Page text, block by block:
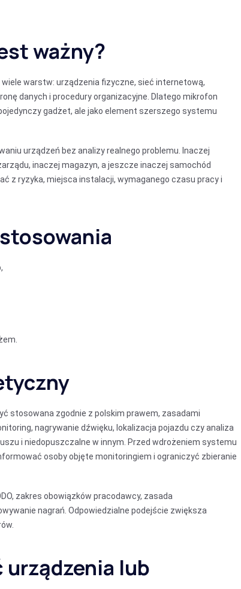
ważny?
warstw: urządzenia fizyczne, sieć internetową,
danych i procedury organizacyjne. Dlatego mikrofon
gadżet, ale jako element szerszego systemu
urządzeń bez analizy realnego problemu. Inaczej
inaczej magazyn, a jeszcze inaczej samochód
z ryzyka, miejsca instalacji, wymaganego czasu pracy i
stosowana zgodnie z polskim prawem, zasadami
nagrywanie dźwięku, lokalizacja pojazdu czy analiza
i niedopuszczalne w innym. Przed wdrożeniem systemu
osoby objęte monitoringiem i ograniczyć zbieranie
zakres obowiązków pracodawcy, zasada
nagrań. Odpowiedzialne podejście zwiększa
urządzenia lub